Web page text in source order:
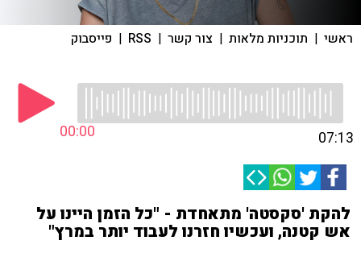
ראשי | תוכניות מלאות | צור קשר |
RSS
| פייסבוק
00:00 07:13
להקת 'סקסטה' מתאחדת - "כל הזמן היינו על
אש קטנה, ועכשיו חזרנו לעבוד יותר במרץ"